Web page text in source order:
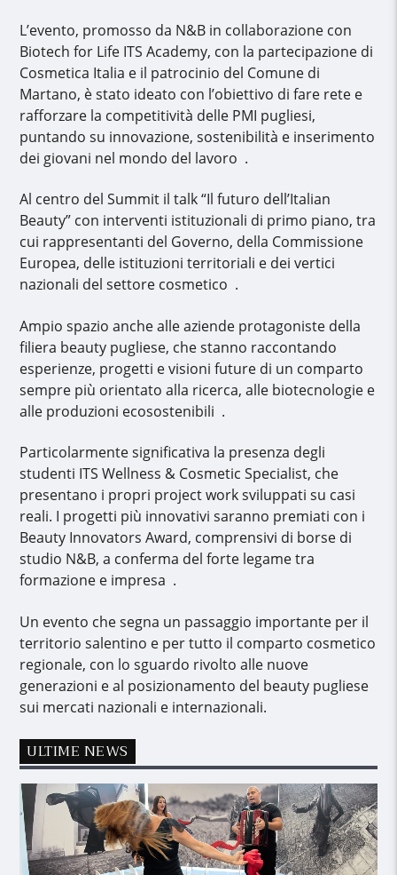
L’evento, promosso da N&B in collaborazione con
Biotech for Life ITS Academy, con la partecipazione di
Cosmetica Italia e il patrocinio del Comune di
Martano, è stato ideato con l’obiettivo di fare rete e
rafforzare la competitività delle PMI pugliesi,
puntando su innovazione, sostenibilità e inserimento
dei giovani nel mondo del lavoro .
Al centro del Summit il talk “Il futuro dell’Italian
Beauty” con interventi istituzionali di primo piano, tra
cui rappresentanti del Governo, della Commissione
Europea, delle istituzioni territoriali e dei vertici
nazionali del settore cosmetico .
Ampio spazio anche alle aziende protagoniste della
filiera beauty pugliese, che stanno raccontando
esperienze, progetti e visioni future di un comparto
sempre più orientato alla ricerca, alle biotecnologie e
alle produzioni ecosostenibili .
Particolarmente significativa la presenza degli
studenti ITS Wellness & Cosmetic Specialist, che
presentano i propri project work sviluppati su casi
reali. I progetti più innovativi saranno premiati con i
Beauty Innovators Award, comprensivi di borse di
studio N&B, a conferma del forte legame tra
formazione e impresa .
Un evento che segna un passaggio importante per il
territorio salentino e per tutto il comparto cosmetico
regionale, con lo sguardo rivolto alle nuove
generazioni e al posizionamento del beauty pugliese
sui mercati nazionali e internazionali.
ULTIME NEWS